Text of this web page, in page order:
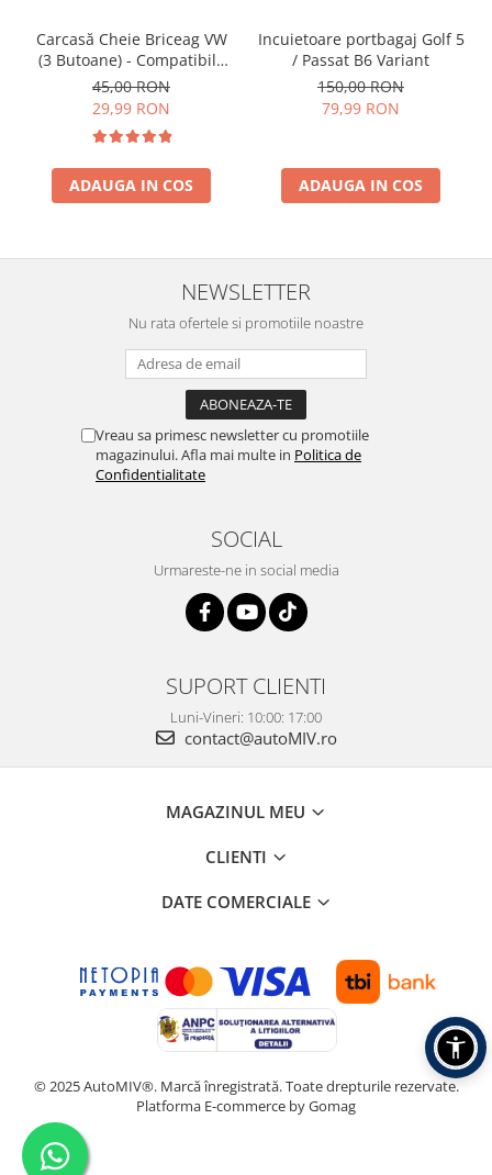
Carcasă Cheie Briceag VW
(3 Butoane) - Compatibilă
Golf 5, Jetta, Touran etc
45,00 RON
29,99 RON
ADAUGA IN COS
Incuietoare portbagaj Golf 5
/ Passat B6 Variant
150,00 RON
79,99 RON
ADAUGA IN COS
NEWSLETTER
Nu rata ofertele si promotiile noastre
Vreau sa primesc newsletter cu promotiile
magazinului. Afla mai multe in Politica de
Confidentialitate
SOCIAL
Urmareste-ne in social media
SUPORT CLIENTI
Luni-Vineri: 10:00: 17:00
contact@autoMIV.ro
MAGAZINUL MEU
CLIENTI
DATE COMERCIALE
© 2025 AutoMIV®. Marcă înregistrată. Toate drepturile rezervate.
Platforma E-commerce by Gomag